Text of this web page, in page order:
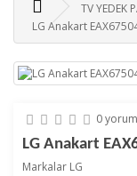
TV YEDEK
LG Anakart
0 yorum
LG Anakart
Markalar LG